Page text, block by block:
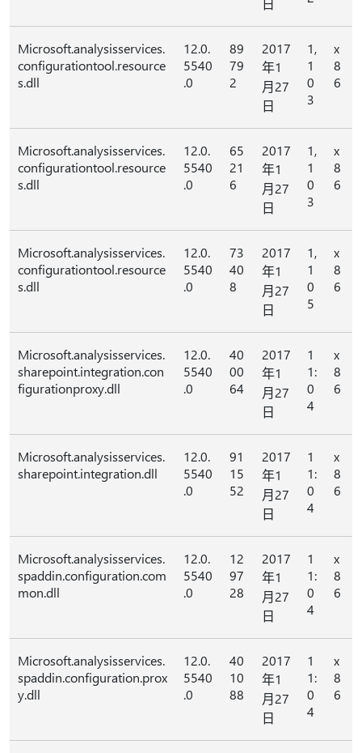
日
Microsoft.analysisservices.
configurationtool.resource
s.dll
12.0.
5540
.0
89
79
2
2017
年1
月27
日
1,
1
0
3
x
8
6
Microsoft.analysisservices.
configurationtool.resource
s.dll
12.0.
5540
.0
65
21
6
2017
年1
月27
日
1,
1
0
3
x
8
6
Microsoft.analysisservices.
configurationtool.resource
s.dll
12.0.
5540
.0
73
40
8
2017
年1
月27
日
1,
1
0
5
x
8
6
Microsoft.analysisservices.
sharepoint.integration.con
figurationproxy.dll
12.0.
5540
.0
40
00
64
2017
年1
月27
日
1
1:
0
4
x
8
6
Microsoft.analysisservices.
sharepoint.integration.dll
12.0.
5540
.0
91
15
52
2017
年1
月27
日
1
1:
0
4
x
8
6
Microsoft.analysisservices.
spaddin.configuration.com
mon.dll
12.0.
5540
.0
12
97
28
2017
年1
月27
日
1
1:
0
4
x
8
6
Microsoft.analysisservices.
spaddin.configuration.prox
y.dll
12.0.
5540
.0
40
10
88
2017
年1
月27
日
1
1:
0
4
x
8
6